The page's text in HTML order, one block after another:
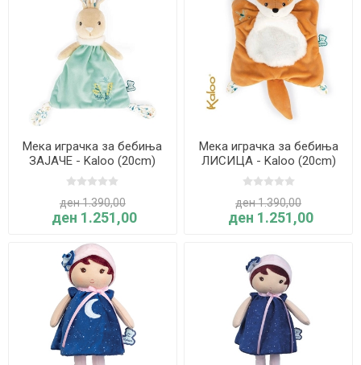
Мека играчка за бебиња
ЗАЈАЧЕ - Kaloo (20cm)
ден 1.390,00
ден 1.251,00
Мека играчка за бебиња
ЛИСИЦА - Kaloo (20cm)
ден 1.390,00
ден 1.251,00